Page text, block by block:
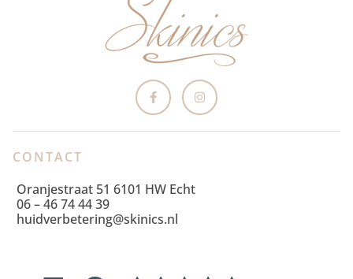
CONTACT
Oranjestraat 51 6101 HW Echt
06 – 46 74 44 39
huidverbetering@skinics.nl